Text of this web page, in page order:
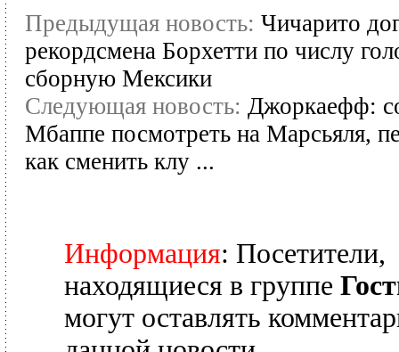
Предыдущая новость: Чичарито
рекордсмена Борхетти по числу
сборную Мексики
Следующая новость: Джоркаефф:
Мбаппе посмотреть на Марсьяля,
как сменить клу ...
Информация: Посетители,
находящиеся в группе
могут оставлять